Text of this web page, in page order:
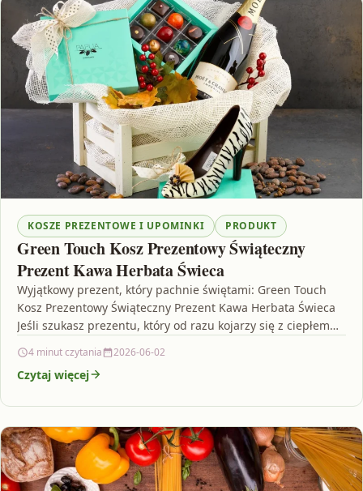
KOSZE PREZENTOWE I UPOMINKI PRODUKT
Green Touch Kosz Prezentowy Świąteczny
Prezent Kawa Herbata Świeca
Wyjątkowy prezent, który pachnie świętami: Green Touch
Kosz Prezentowy Świąteczny Prezent Kawa Herbata Świeca
Jeśli szukasz prezentu, który od razu kojarzy się z ciepłem…
4 minut czytania 2026-06-02
Czytaj więcej